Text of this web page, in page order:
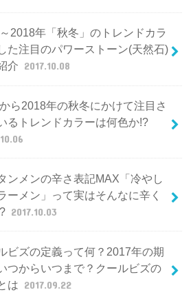
2018年「秋冬」のトレンドカラ
た注目のパワーストーン(天然石)
介 2017.10.08
ら2018年の秋冬にかけて注目さ
るトレンドカラーは何色か!?
ンメンの辛さ表記MAX「冷やし
ーメン」って実はそんなに辛く
2017.10.03
ビズの定義って何？2017年の期
つからいつまで？クールビズの
は 2017.09.22